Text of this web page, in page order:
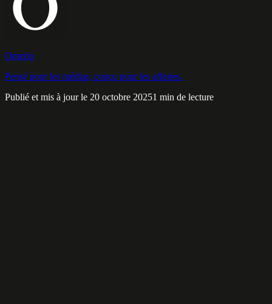
Omerlo
Pensé pour les médias, conçu pour les affaires.
Publié et mis à jour le 20 octobre 20251 min de lecture